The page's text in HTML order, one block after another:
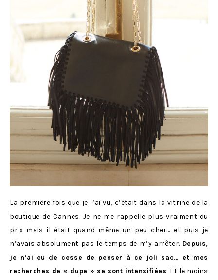
La première fois que je l’ai vu, c’était dans la vitrine de la
boutique de Cannes. Je ne me rappelle plus vraiment du
prix mais il était quand même un peu cher… et puis je
n’avais absolument pas le temps de m’y arrêter. Depuis,
je n’ai eu de cesse de penser à ce joli sac… et mes
recherches de « dupe » se sont intensifiées. Et le moins